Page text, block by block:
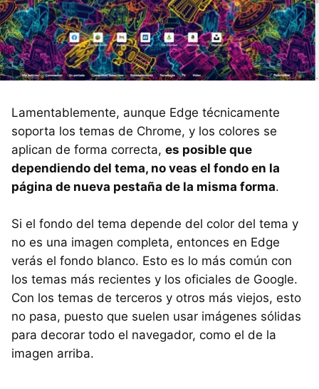
Lamentablemente, aunque Edge técnicamente
soporta los temas de Chrome, y los colores se
aplican de forma correcta, es posible que
dependiendo del tema, no veas el fondo en la
página de nueva pestaña de la misma forma.
Si el fondo del tema depende del color del tema y
no es una imagen completa, entonces en Edge
verás el fondo blanco. Esto es lo más común con
los temas más recientes y los oficiales de Google.
Con los temas de terceros y otros más viejos, esto
no pasa, puesto que suelen usar imágenes sólidas
para decorar todo el navegador, como el de la
imagen arriba.